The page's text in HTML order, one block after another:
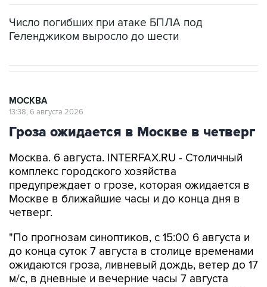
Число погибших при атаке БПЛА под
Геленджиком выросло до шести
МОСКВА
13:38, 6 августа 2026
Гроза ожидается в Москве в четверг
Москва. 6 августа. INTERFAX.RU - Столичный
комплекс городского хозяйства
предупреждает о грозе, которая ожидается в
Москве в ближайшие часы и до конца дня в
четверг.
"По прогнозам синоптиков, с 15:00 6 августа и
до конца суток 7 августа в столице временами
ожидаются гроза, ливневый дождь, ветер до 17
м/с, в дневные и вечерние часы 7 августа